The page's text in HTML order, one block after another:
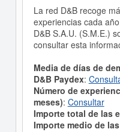
La red D&B recoge
experiencias cada
D&B S.A.U. (S.M.E.)
consultar esta
Media de días de
D&B Paydex:
Número de
meses): Consultar
Importe total de las
Importe medio de